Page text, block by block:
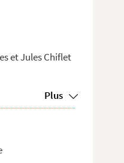
et Jules Chiflet
Plus